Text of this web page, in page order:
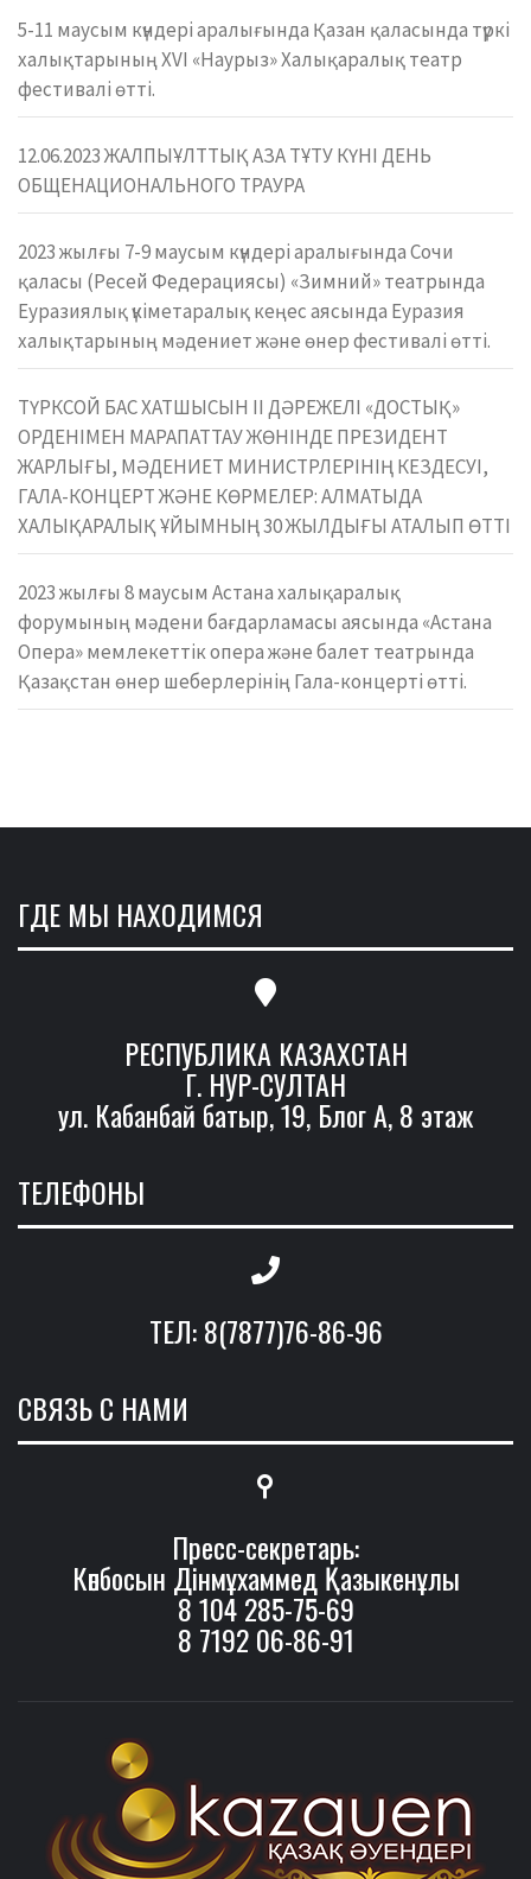
5-11 маусым күндері аралығында Қазан қаласында түркі
халықтарының XVI «Наурыз» Халықаралық театр
фестивалі өтті.
12.06.2023 ЖАЛПЫҰЛТТЫҚ АЗА ТҰТУ КҮНІ ДЕНЬ
ОБЩЕНАЦИОНАЛЬНОГО ТРАУРА
2023 жылғы 7-9 маусым күндері аралығында Сочи
қаласы (Ресей Федерациясы) «Зимний» театрында
Еуразиялық үкіметаралық кеңес аясында Еуразия
халықтарының мәдениет және өнер фестивалі өтті.
ТҮРКСОЙ БАС ХАТШЫСЫН II ДӘРЕЖЕЛІ «ДОСТЫҚ»
ОРДЕНІМЕН МАРАПАТТАУ ЖӨНІНДЕ ПРЕЗИДЕНТ
ЖАРЛЫҒЫ, МӘДЕНИЕТ МИНИСТРЛЕРІНІҢ КЕЗДЕСУІ,
ГАЛА-КОНЦЕРТ ЖӘНЕ КӨРМЕЛЕР: АЛМАТЫДА
ХАЛЫҚАРАЛЫҚ ҰЙЫМНЫҢ 30 ЖЫЛДЫҒЫ АТАЛЫП ӨТТІ
2023 жылғы 8 маусым Астана халықаралық
форумының мәдени бағдарламасы аясында «Астана
Опера» мемлекеттік опера және балет театрында
Қазақстан өнер шеберлерінің Гала-концерті өтті.
ГДЕ МЫ НАХОДИМСЯ
РЕСПУБЛИКА КАЗАХСТАН
Г. НУР-СУЛТАН
ул. Кабанбай батыр, 19, Блог А, 8 этаж
ТЕЛЕФОНЫ
ТЕЛ: 8(7877)76-86-96
СВЯЗЬ С НАМИ
Пресс-секретарь:
Көпбосын Дінмұхаммед Қазыкенұлы
8 104 285-75-69
8 7192 06-86-91